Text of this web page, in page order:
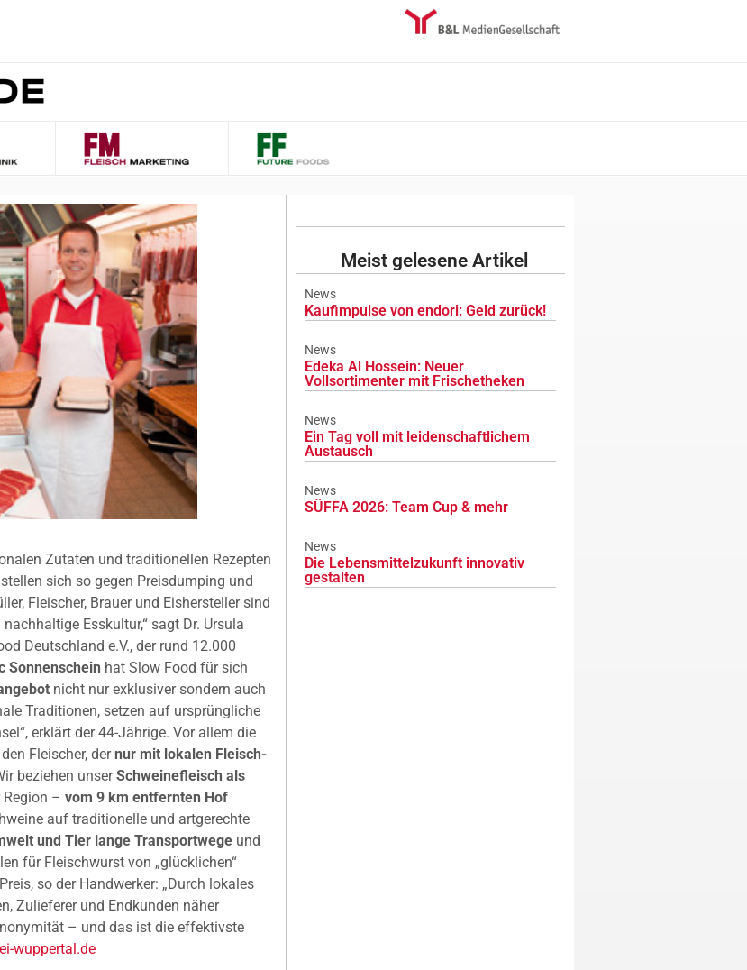
Zutaten und traditionellen Rezepten
sich so gegen Preisdumping und
Fleischer, Brauer und Eishersteller sind
Esskultur,“ sagt Dr. Ursula
Deutschland e.V., der rund 12.000
Sonnenschein hat Slow Food für sich
nicht nur exklusiver sondern auch
Traditionen, setzen auf ursprüngliche
erklärt der 44-Jährige. Vor allem die
Fleischer, dernur mit lokalen Fleisch-
beziehen unserSchweinefleisch als
– vom 9 km entfernten Hof
auf traditionelle und artgerechte
und Tier lange Transportwege und
für Fleischwurst von „glücklichen“
so der Handwerker: „Durch lokales
Zulieferer und Endkunden näher
– und das ist die effektivste
wuppertal.de
Meist gelesene Artikel
News
Kaufimpulse von endori: Geld zurück!
News
Edeka Al Hossein: Neuer
Vollsortimenter mit Frischetheken
News
Ein Tag voll mit leidenschaftlichem
Austausch
News
SÜFFA 2026: Team Cup & mehr
News
Die Lebensmittelzukunft innovativ
gestalten